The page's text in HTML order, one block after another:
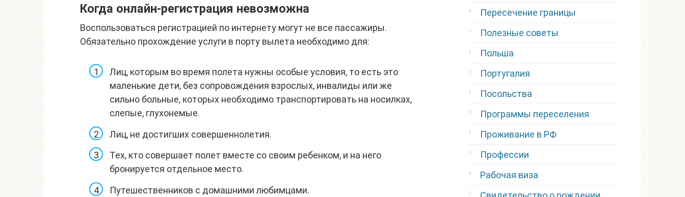
Когда онлайн-регистрация невозможна
Воспользоваться регистрацией по интернету могут не все пассажиры.
Обязательно прохождение услуги в порту вылета необходимо для:
Лиц, которым во время полета нужны особые условия, то есть это
маленькие дети, без сопровождения взрослых, инвалиды или же
сильно больные, которых необходимо транспортировать на носилках,
слепые, глухонемые.
Лиц, не достигших совершеннолетия.
Тех, кто совершает полет вместе со своим ребенком, и на него
бронируется отдельное место.
Путешественников с домашними любимцами.
Пересечение границы
Полезные советы
Польша
Португалия
Посольства
Программы переселения
Проживание в РФ
Профессии
Рабочая виза